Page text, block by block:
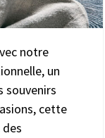
notre
un
souvenirs
cette